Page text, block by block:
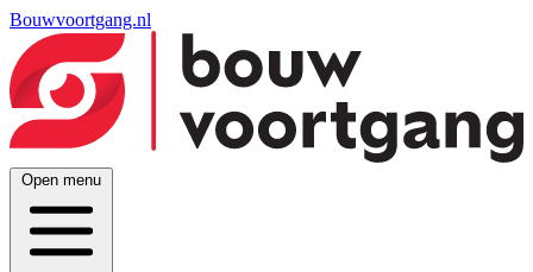
Bouwvoortgang.nl
Open menu